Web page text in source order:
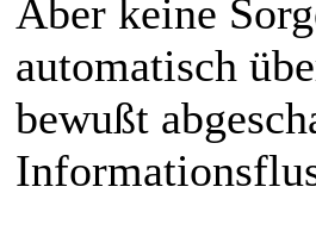
Aber keine
automatisch
bewußt